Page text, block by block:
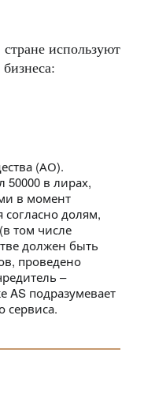
используют
(АО).
50000 в лирах,
в момент
согласно долям,
том числе
должен быть
проведено
–
AS подразумевает
сервиса.